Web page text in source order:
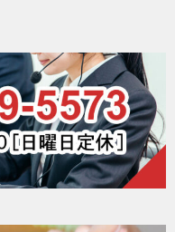
事
TK-
225R2L
高
須